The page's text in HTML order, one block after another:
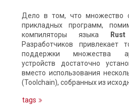
Дело в том, что множество
прикладных программ,
компиляторы языка
Rust
Разработчиков
поддержки множества
устройств достаточно
вместо использования
(Toolchain), собранных из
tags